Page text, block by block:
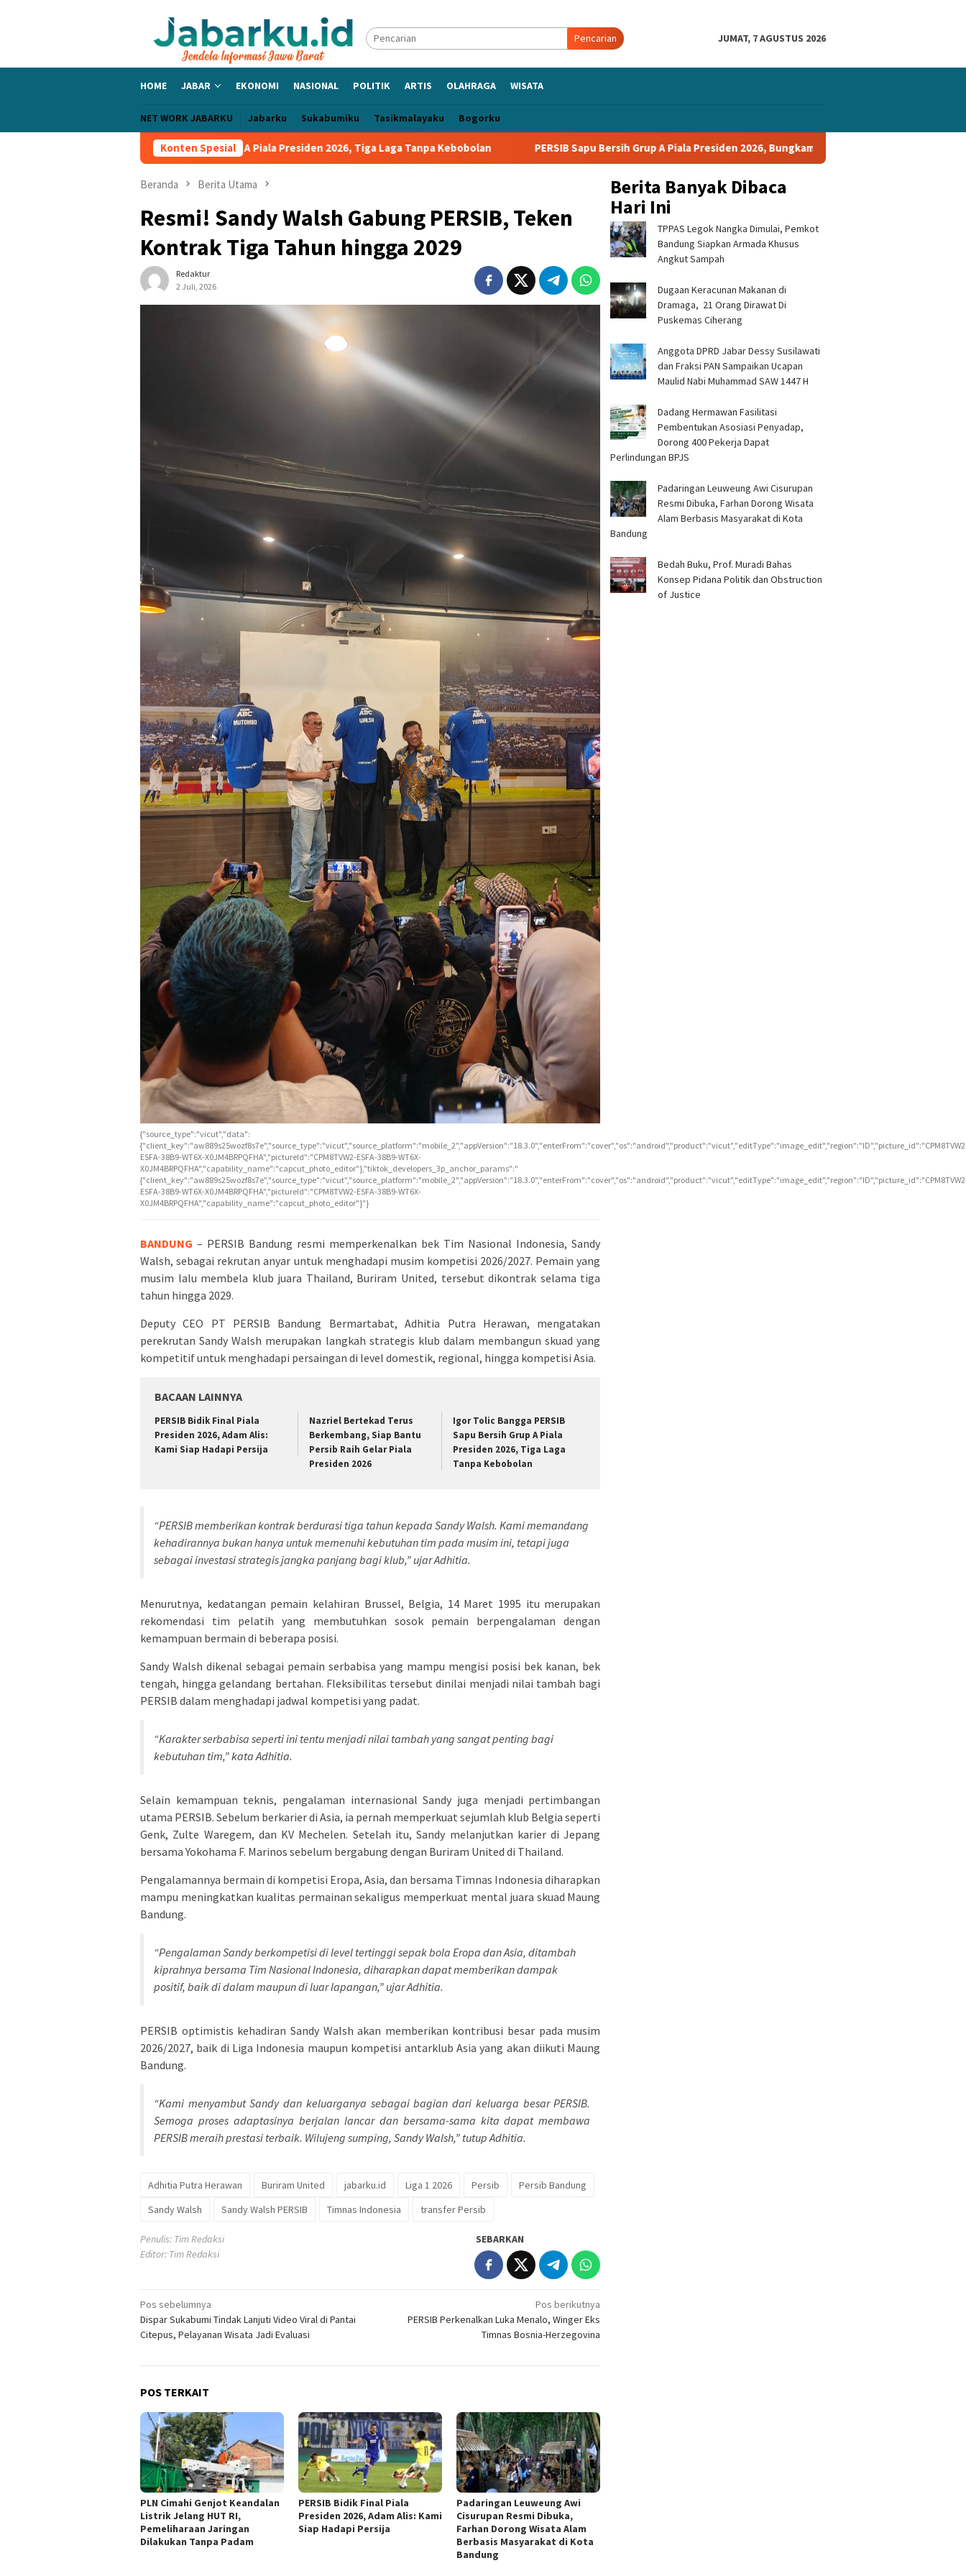
Pencarian JUMAT, 7 AGUSTUS 2026
HOME JABAR EKONOMI NASIONAL POLITIK ARTIS OLAHRAGA WISATA
NET WORK JABARKU Jabarku Sukabumiku Tasikmalayaku Bogorku
Konten Spesial
Sapu Bersih Grup A Piala Presiden 2026, Tiga Laga Tanpa Kebobolan PERSIB Sapu Bersih Grup A Piala Presiden 2026, Bungkam Tampines Rovers 1-0 dan Lolos ke Semifinal
Beranda Berita Utama
Resmi! Sandy Walsh Gabung PERSIB, Teken
Kontrak Tiga Tahun hingga 2029
Redaktur
2 Juli, 2026
{"source_type":"vicut","data":
ESFA-38B9-WT6X-X0JM4BRPQFHA","pictureId":"CPM8TVW2-ESFA-38B9-WT6X-
X0JM4BRPQFHA","capability_name":"capcut_photo_editor"},"tiktok_developers_3p_anchor_params":"
ESFA-38B9-WT6X-X0JM4BRPQFHA","pictureId":"CPM8TVW2-ESFA-38B9-WT6X-
X0JM4BRPQFHA","capability_name":"capcut_photo_editor"}"}
BANDUNG – PERSIB Bandung resmi memperkenalkan bek Tim Nasional Indonesia, Sandy
Walsh, sebagai rekrutan anyar untuk menghadapi musim kompetisi 2026/2027. Pemain yang
musim lalu membela klub juara Thailand, Buriram United, tersebut dikontrak selama tiga
tahun hingga 2029.
Deputy CEO PT PERSIB Bandung Bermartabat, Adhitia Putra Herawan, mengatakan
perekrutan Sandy Walsh merupakan langkah strategis klub dalam membangun skuad yang
kompetitif untuk menghadapi persaingan di level domestik, regional, hingga kompetisi Asia.
BACAAN LAINNYA
PERSIB Bidik Final Piala
Presiden 2026, Adam Alis:
Kami Siap Hadapi Persija
Nazriel Bertekad Terus
Berkembang, Siap Bantu
Persib Raih Gelar Piala
Presiden 2026
Igor Tolic Bangga PERSIB
Sapu Bersih Grup A Piala
Presiden 2026, Tiga Laga
Tanpa Kebobolan
“PERSIB memberikan kontrak berdurasi tiga tahun kepada Sandy Walsh. Kami memandang
kehadirannya bukan hanya untuk memenuhi kebutuhan tim pada musim ini, tetapi juga
sebagai investasi strategis jangka panjang bagi klub,” ujar Adhitia.
Menurutnya, kedatangan pemain kelahiran Brussel, Belgia, 14 Maret 1995 itu merupakan
rekomendasi tim pelatih yang membutuhkan sosok pemain berpengalaman dengan
kemampuan bermain di beberapa posisi.
Sandy Walsh dikenal sebagai pemain serbabisa yang mampu mengisi posisi bek kanan, bek
tengah, hingga gelandang bertahan. Fleksibilitas tersebut dinilai menjadi nilai tambah bagi
PERSIB dalam menghadapi jadwal kompetisi yang padat.
“Karakter serbabisa seperti ini tentu menjadi nilai tambah yang sangat penting bagi
kebutuhan tim,” kata Adhitia.
Selain kemampuan teknis, pengalaman internasional Sandy juga menjadi pertimbangan
utama PERSIB. Sebelum berkarier di Asia, ia pernah memperkuat sejumlah klub Belgia seperti
Genk, Zulte Waregem, dan KV Mechelen. Setelah itu, Sandy melanjutkan karier di Jepang
bersama Yokohama F. Marinos sebelum bergabung dengan Buriram United di Thailand.
Pengalamannya bermain di kompetisi Eropa, Asia, dan bersama Timnas Indonesia diharapkan
mampu meningkatkan kualitas permainan sekaligus memperkuat mental juara skuad Maung
Bandung.
“Pengalaman Sandy berkompetisi di level tertinggi sepak bola Eropa dan Asia, ditambah
kiprahnya bersama Tim Nasional Indonesia, diharapkan dapat memberikan dampak
positif, baik di dalam maupun di luar lapangan,” ujar Adhitia.
PERSIB optimistis kehadiran Sandy Walsh akan memberikan kontribusi besar pada musim
2026/2027, baik di Liga Indonesia maupun kompetisi antarklub Asia yang akan diikuti Maung
Bandung.
“Kami menyambut Sandy dan keluarganya sebagai bagian dari keluarga besar PERSIB.
Semoga proses adaptasinya berjalan lancar dan bersama-sama kita dapat membawa
PERSIB meraih prestasi terbaik. Wilujeng sumping, Sandy Walsh,” tutup Adhitia.
Adhitia Putra Herawan Buriram United jabarku.id Liga 1 2026 Persib
Persib Bandung
Sandy Walsh
Sandy Walsh PERSIB Timnas Indonesia transfer Persib
Penulis: Tim Redaksi
Editor: Tim Redaksi
SEBARKAN
Navigasi
pos
Pos sebelumnya
Dispar Sukabumi Tindak Lanjuti Video Viral di Pantai
Citepus, Pelayanan Wisata Jadi Evaluasi
Pos berikutnya
PERSIB Perkenalkan Luka Menalo, Winger Eks
Timnas Bosnia-Herzegovina
POS TERKAIT
PLN Cimahi Genjot Keandalan
Listrik Jelang HUT RI,
Pemeliharaan Jaringan
Dilakukan Tanpa Padam
PERSIB Bidik Final Piala
Presiden 2026, Adam Alis: Kami
Siap Hadapi Persija
Padaringan Leuweung Awi
Cisurupan Resmi Dibuka,
Farhan Dorong Wisata Alam
Berbasis Masyarakat di Kota
Bandung
Berita Banyak Dibaca
Hari Ini
TPPAS Legok Nangka Dimulai, Pemkot
Bandung Siapkan Armada Khusus
Angkut Sampah
‎Dugaan Keracunan Makanan di
Dramaga, 21 Orang Dirawat Di
Puskemas Ciherang ‎
Anggota DPRD Jabar Dessy Susilawati
dan Fraksi PAN Sampaikan Ucapan
Maulid Nabi Muhammad SAW 1447 H
Dadang Hermawan Fasilitasi
Pembentukan Asosiasi Penyadap,
Dorong 400 Pekerja Dapat
Perlindungan BPJS
Padaringan Leuweung Awi Cisurupan
Resmi Dibuka, Farhan Dorong Wisata
Alam Berbasis Masyarakat di Kota
Bandung
Bedah Buku, Prof. Muradi Bahas
Konsep Pidana Politik dan Obstruction
of Justice